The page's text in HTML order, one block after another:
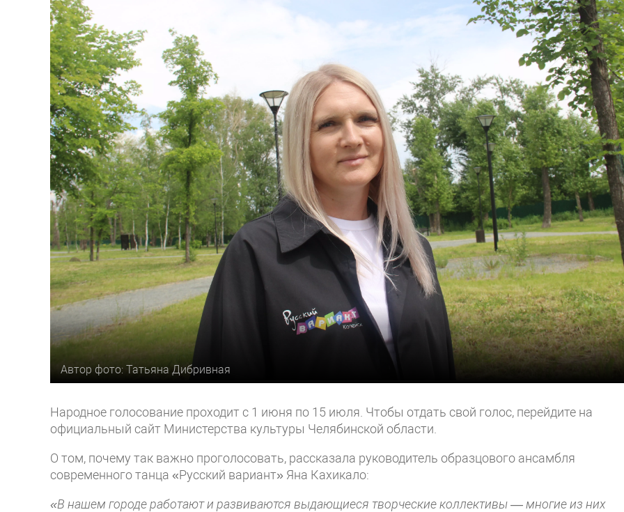
Автор фото: Татьяна Дибривная
Народное голосование проходит с 1 июня по 15 июля. Чтобы отдать свой голос, перейдите на
официальный сайт Министерства культуры Челябинской области.
О том, почему так важно проголосовать, рассказала руководитель образцового ансамбля
современного танца «Русский вариант» Яна Кахикало:
«В нашем городе работают и развиваются выдающиеся творческие коллективы — многие из них